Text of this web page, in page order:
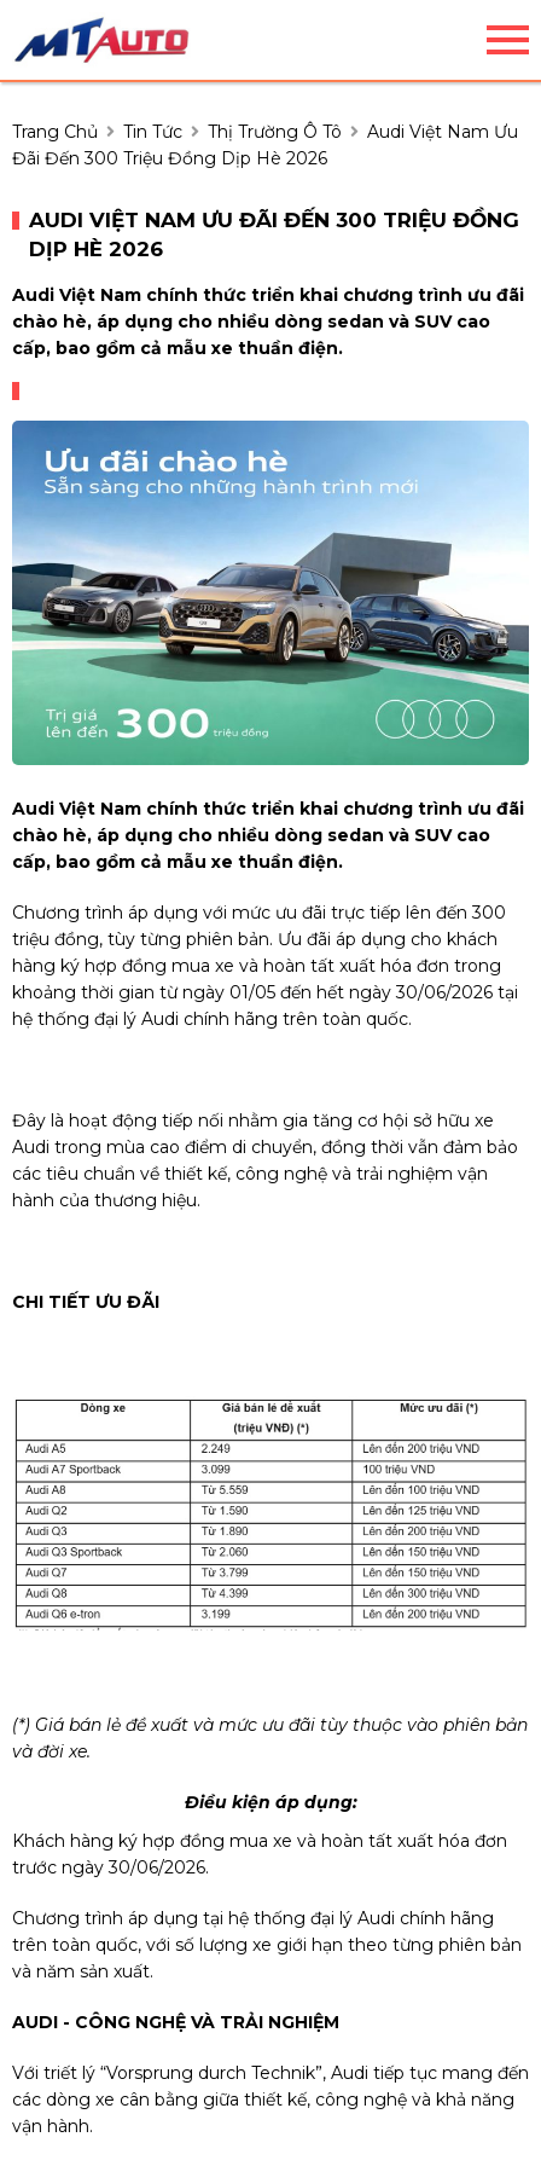
Trang Chủ Tin Tức Thị Trường Ô Tô
Audi Việt Nam Ưu
Đãi Đến 300 Triệu Đồng Dịp Hè 2026
AUDI VIỆT NAM ƯU ĐÃI ĐẾN 300 TRIỆU ĐỒNG
DỊP HÈ 2026
Audi Việt Nam chính thức triển khai chương trình ưu đãi
chào hè, áp dụng cho nhiều dòng sedan và SUV cao
cấp, bao gồm cả mẫu xe thuần điện.
Audi Việt Nam chính thức triển khai chương trình ưu đãi
chào hè, áp dụng cho nhiều dòng sedan và SUV cao
cấp, bao gồm cả mẫu xe thuần điện.
Chương trình áp dụng với mức ưu đãi trực tiếp lên đến 300
triệu đồng, tùy từng phiên bản. Ưu đãi áp dụng cho khách
hàng ký hợp đồng mua xe và hoàn tất xuất hóa đơn trong
khoảng thời gian từ ngày 01/05 đến hết ngày 30/06/2026 tại
hệ thống đại lý Audi chính hãng trên toàn quốc.
Đây là hoạt động tiếp nối nhằm gia tăng cơ hội sở hữu xe
Audi trong mùa cao điểm di chuyển, đồng thời vẫn đảm bảo
các tiêu chuẩn về thiết kế, công nghệ và trải nghiệm vận
hành của thương hiệu.
CHI TIẾT ƯU ĐÃI
(*) Giá bán lẻ đề xuất và mức ưu đãi tùy thuộc vào phiên bản
và đời xe.
Điều kiện áp dụng:
Khách hàng ký hợp đồng mua xe và hoàn tất xuất hóa đơn
trước ngày 30/06/2026.
Chương trình áp dụng tại hệ thống đại lý Audi chính hãng
trên toàn quốc, với số lượng xe giới hạn theo từng phiên bản
và năm sản xuất.
AUDI - CÔNG NGHỆ VÀ TRẢI NGHIỆM
Với triết lý “Vorsprung durch Technik”, Audi tiếp tục mang đến
các dòng xe cân bằng giữa thiết kế, công nghệ và khả năng
vận hành.